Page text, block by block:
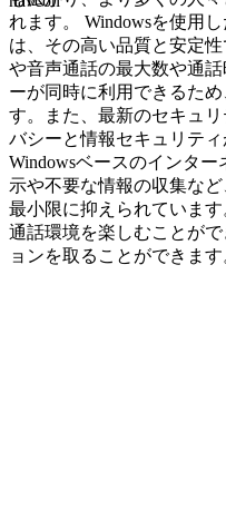
れます。 Windowsを使用
は、その高い品質と安定
や音声通話の最大数や通
ーが同時に利用できるた
す。また、最新のセキュ
バシーと情報セキュリテ
Windowsベースのインタ
示や不要な情報の収集な
最小限に抑えられていま
通話環境を楽しむことが
ョンを取ることができます